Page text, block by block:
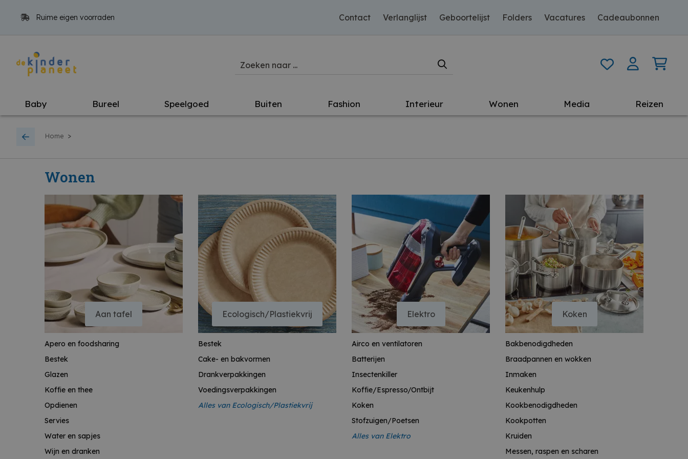
Ruime eigen voorraden Contact Verlanglijst Geboortelijst Folders Vacatures Cadeaubonnen
Baby Bureel Speelgoed Buiten Fashion Interieur Wonen Media Reizen
Home >
Wonen
Aan tafel
Apero en foodsharing
Bestek
Glazen
Koffie en thee
Opdienen
Servies
Water en sapjes
Wijn en dranken
Ecologisch/Plastiekvrij
Bestek
Cake- en bakvormen
Drankverpakkingen
Voedingsverpakkingen
Alles van Ecologisch/Plastiekvrij
Elektro
Airco en ventilatoren
Batterijen
Insectenkiller
Koffie/Espresso/Ontbijt
Koken
Stofzuigen/Poetsen
Alles van Elektro
Koken
Bakbenodigdheden
Braadpannen en wokken
Inmaken
Keukenhulp
Kookbenodigdheden
Kookpotten
Kruiden
Messen, raspen en scharen